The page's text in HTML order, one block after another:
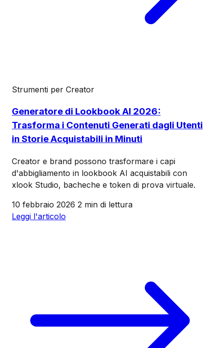
Strumenti per Creator
Generatore di Lookbook AI 2026:
Trasforma i Contenuti Generati dagli Utenti
in Storie Acquistabili in Minuti
Creator e brand possono trasformare i capi
d'abbigliamento in lookbook AI acquistabili con
xlook Studio, bacheche e token di prova virtuale.
10 febbraio 2026 2 min di lettura
Leggi l'articolo